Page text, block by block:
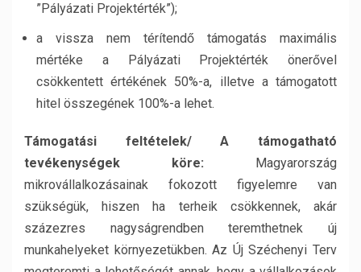
”Pályázati Projektérték”);
a vissza nem térítendő támogatás maximális
mértéke a Pályázati Projektérték önerővel
csökkentett értékének 50%-a, illetve a támogatott
hitel összegének 100%-a lehet.
Támogatási feltételek/ A támogatható
tevékenységek köre: Magyarország
mikrovállalkozásainak fokozott figyelemre van
szükségük, hiszen ha terheik csökkennek, akár
százezres nagyságrendben teremthetnek új
munkahelyeket környezetükben. Az Új Széchenyi Terv